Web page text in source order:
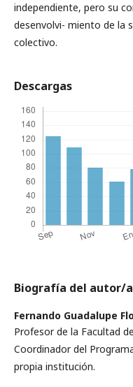
independiente, pero su
desenvolvi- miento de la
colectivo.
Descargas
Biografía del autor/a
Fernando Guadalupe
Profesor de la Facultad
Coordinador del
propia institución.